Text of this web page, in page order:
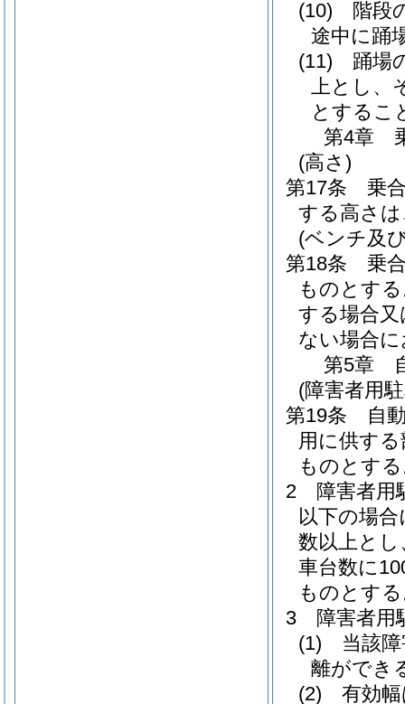
(10)
階段
途中に踊
(11)
踊場
上とし、
とするこ
第4章
(高さ)
第17条
乗
する高さ
(ベンチ及
第18条
乗
ものとす
する場合
ない場合
第5章
(障害者用
第19条
自
用に供する
ものとす
2
障害者用
以下の場
数以上と
車台数に
ものとす
3
障害者用
(1)
当該
離ができ
(2)
有効